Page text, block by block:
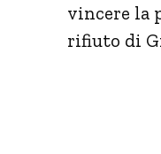
vincere la
rifiuto di